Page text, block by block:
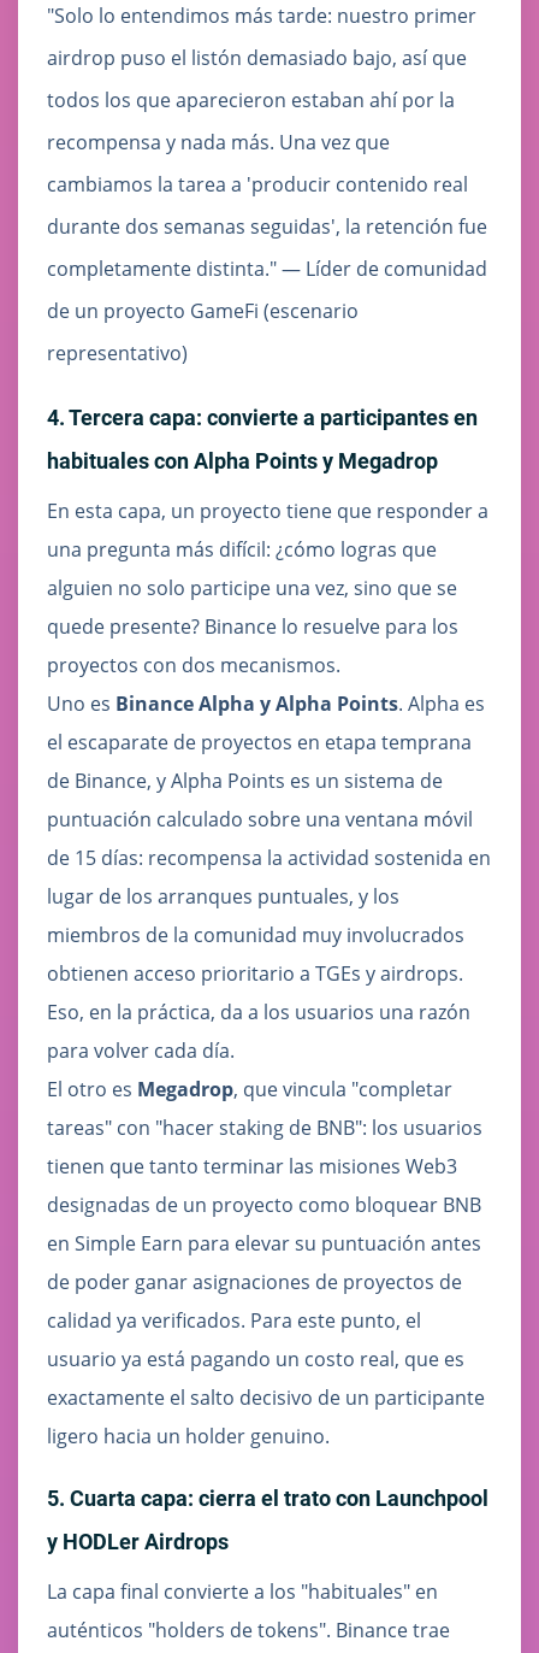
"Solo lo entendimos más tarde: nuestro primer
airdrop puso el listón demasiado bajo, así que
todos los que aparecieron estaban ahí por la
recompensa y nada más. Una vez que
cambiamos la tarea a 'producir contenido real
durante dos semanas seguidas', la retención fue
completamente distinta." — Líder de comunidad
de un proyecto GameFi (escenario
representativo)
4. Tercera capa: convierte a participantes en
habituales con Alpha Points y Megadrop
En esta capa, un proyecto tiene que responder a
una pregunta más difícil: ¿cómo logras que
alguien no solo participe una vez, sino que se
quede presente? Binance lo resuelve para los
proyectos con dos mecanismos.
Uno es Binance Alpha y Alpha Points. Alpha es
el escaparate de proyectos en etapa temprana
de Binance, y Alpha Points es un sistema de
puntuación calculado sobre una ventana móvil
de 15 días: recompensa la actividad sostenida en
lugar de los arranques puntuales, y los
miembros de la comunidad muy involucrados
obtienen acceso prioritario a TGEs y airdrops.
Eso, en la práctica, da a los usuarios una razón
para volver cada día.
El otro es Megadrop, que vincula "completar
tareas" con "hacer staking de BNB": los usuarios
tienen que tanto terminar las misiones Web3
designadas de un proyecto como bloquear BNB
en Simple Earn para elevar su puntuación antes
de poder ganar asignaciones de proyectos de
calidad ya verificados. Para este punto, el
usuario ya está pagando un costo real, que es
exactamente el salto decisivo de un participante
ligero hacia un holder genuino.
5. Cuarta capa: cierra el trato con Launchpool
y HODLer Airdrops
La capa final convierte a los "habituales" en
auténticos "holders de tokens". Binance trae